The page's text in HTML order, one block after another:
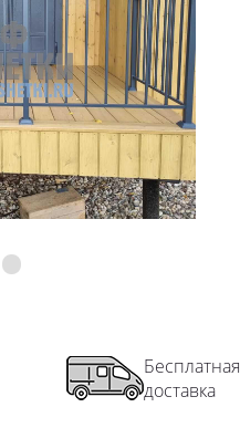
Бесплатная
доставка